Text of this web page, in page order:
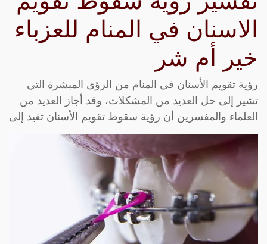
الاسنان في المنام للعزباء
خير أم شر
رؤية تقويم الأسنان في المنام من الرؤى المبشرة التي
تشير إلى حل العديد من المشكلات، وقد أجاز العديد من
العلماء والمفسرين أن رؤية سقوط تقويم الأسنان تفيد إلى